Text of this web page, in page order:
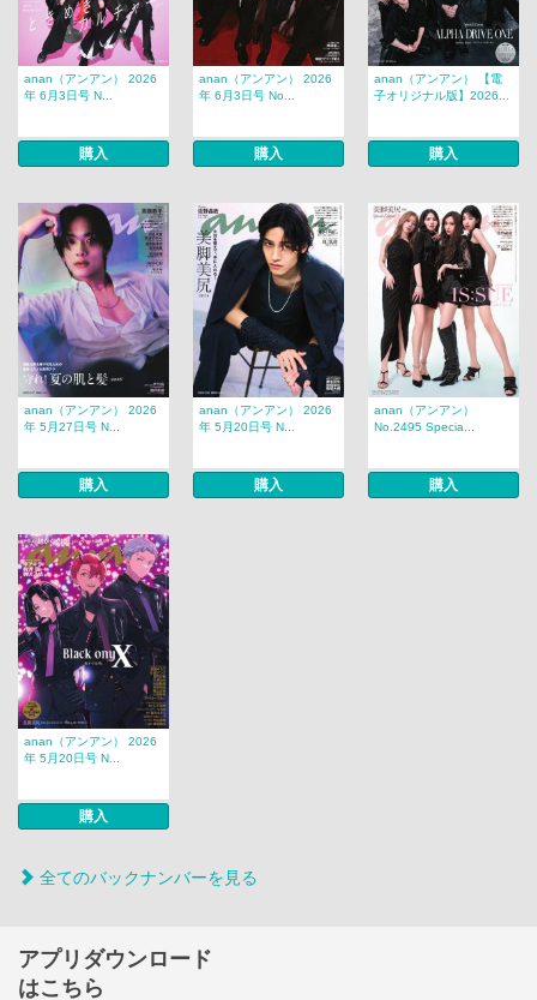
anan（アンアン） 2026
年 6月3日号 N...
購入
anan（アンアン） 2026
年 6月3日号 No...
購入
anan（アンアン） 【電
子オリジナル版】2026...
購入
anan（アンアン） 2026
年 5月27日号 N...
購入
anan（アンアン） 2026
年 5月20日号 N...
購入
anan（アンアン）
No.2495 Specia...
購入
anan（アンアン） 2026
年 5月20日号 N...
購入
全てのバックナンバーを見る
アプリダウンロード
はこちら